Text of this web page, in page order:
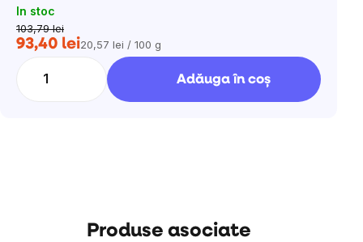
In stoc
103,79 lei
93,40 leiEvaluare
20,57 lei / 100 g
Adăuga în coş
Produse asociate